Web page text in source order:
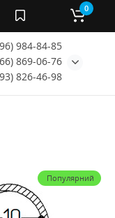
984-84-85
869-06-76
826-46-98
0
Популярний